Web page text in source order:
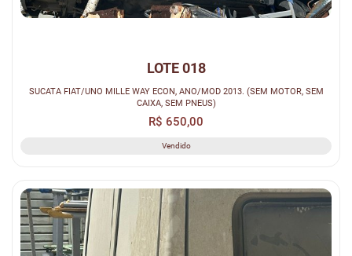
LOTE 018
SUCATA FIAT/UNO MILLE WAY ECON, ANO/MOD 2013. (SEM MOTOR, SEM
CAIXA, SEM PNEUS)
R$ 650,00
Vendido